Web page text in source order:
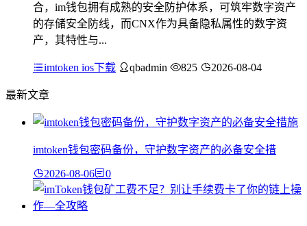
合，im钱包拥有成熟的安全防护体系，可筑牢数字资产
的存储安全防线，而CNX作为具备隐私属性的数字资
产，其特性与...
imtoken ios下载 qbadmin 825 2026-08-04
最新文章
imtoken钱包密码备份，守护数字资产的必备安全措
2026-08-06 0